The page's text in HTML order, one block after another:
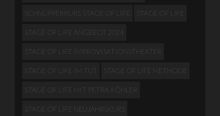
SCHNUPPERKURS STAGE OF LIFE STAGE OF LIFE
STAGE OF LIFE ANGEBOT 2024
STAGE OF LIFE IMPROVISATIONSTHEATER
STAGE OF LIFE IM TUT STAGE OF LIFE METHODE
STAGE OF LIFE MIT PETRA KÖHLER
STAGE OF LIFE NEUJAHRSKURS